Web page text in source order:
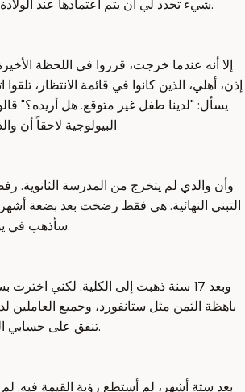
شيء تحدد لي أن يتم اعتمادها عند الولادة من قبل محام وزوجته.
إلا أنه عندما خرجت، قرروا في اللحظة
إذن، أهلي، الذين كانوا في قائمة الانتظار،
يسأل: "لدينا طفل غير متوقع. هل أريده؟"
البيولوجية لاحقاً أن
وأن والدي لم يتخرج من المدرسة الثانوية.
التبني النهائية. هي فقط رضخت بعد بضعة
سأذهب في يوم من الأيام إلى الكلية.
وبعد 17 سنة ذهبت إلى الكلية. لكني
باهظة الثمن مثل ستانفورد، وجميع العاملين
تنفق على حسابي الرسوم الدراسية الكلية.
بعد ستة أشهر، لم أستطع رؤية القيمة فيه.